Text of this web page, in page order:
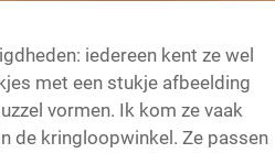
iedereen kent ze wel
met een stukje afbeelding
vormen. Ik kom ze vaak
de kringloopwinkel. Ze passen